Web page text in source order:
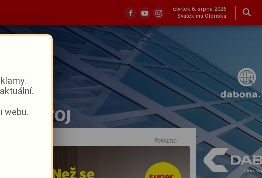
čtvrtek 6. srpna 2026
Svátek má Oldřiška
Reklama
webu.